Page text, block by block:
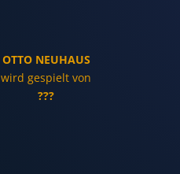
OTTO NEUHAUS
wird gespielt von
???